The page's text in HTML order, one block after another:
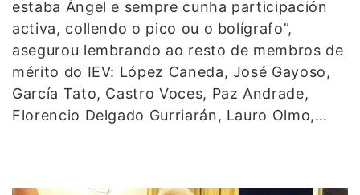
estaba Ángel e sempre cunha participación
activa, collendo o pico ou o bolígrafo”,
asegurou lembrando ao resto de membros de
mérito do IEV: López Caneda, José Gayoso,
García Tato, Castro Voces, Paz Andrade,
Florencio Delgado Gurriarán, Lauro Olmo,…